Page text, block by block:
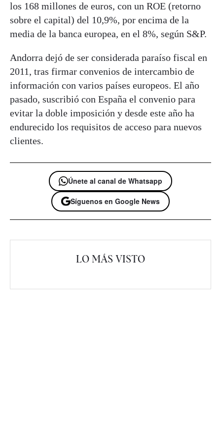
los 168 millones de euros, con un ROE (retorno
sobre el capital) del 10,9%, por encima de la
media de la banca europea, en el 8%, según S&P.
Andorra dejó de ser considerada paraíso fiscal en
2011, tras firmar convenios de intercambio de
información con varios países europeos. El año
pasado, suscribió con España el convenio para
evitar la doble imposición y desde este año ha
endurecido los requisitos de acceso para nuevos
clientes.
Únete al canal de Whatsapp
Síguenos en Google News
LO MÁS VISTO